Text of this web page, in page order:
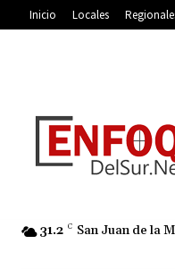
Inicio Locales
31.2 C San Juan de la